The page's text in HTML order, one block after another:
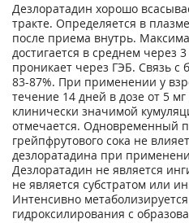
Дезлоратадин хорошо
тракте. Определяется в
после приема внутрь.
достигается в среднем через
проникает через ГЭБ. Связь с
83-87%. При применении у
течение 14 дней в дозе от 5 мг
клинически значимой
отмечается. Одновременный
грейпфрутового сока не
дезлоратадина при
Дезлоратадин не является
не является субстратом или
Интенсивно
гидроксилирования с